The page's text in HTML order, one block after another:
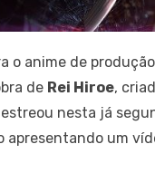
o anime de
de Rei Hiroe,
estreou nesta já
apresentando um